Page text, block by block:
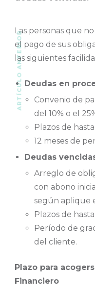
Las personas que
el pago de sus
las siguientes
Deudas en
Convenio de
del 10% o el
Plazos de
12 meses de
Deudas
Arreglo de
con abono
según aplique
Plazos de hasta
Período de
del cliente.
Plazo para
Financiero
ARTÍCULO ANTERIOR